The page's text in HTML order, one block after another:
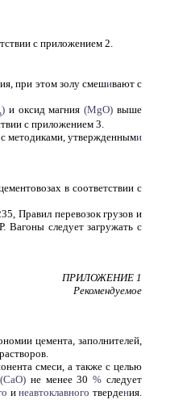
с приложением 2.
при этом золу смешивают с
)и оксид магния(МgО) выше
с приложением 3.
с методиками, утвержденными
в соответствии с
Правил перевозок грузов и
Вагоны следует загружать с
ПРИЛОЖЕНИЕ 1
Рекомендуемое
цемента, заполнителей,
смеси, а также с целью
(СаО)не менее 30 % следует
инеавтоклавного твердения.